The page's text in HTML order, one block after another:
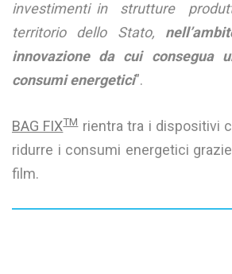
investimenti in strutture
territorio dello Stato,
innovazione da cui consegua
consumi energetici”.
BAG FIXTMrientra tra i dispositivi
ridurre i consumi energetici
film.